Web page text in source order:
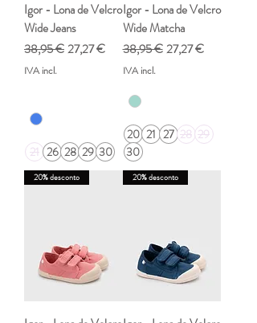
Igor - Lona de Velcro
Wide Jeans
Preço normal
38,95 €Preço promocional
27,27 €
IVA incl.
21 26 28 29 30
Igor - Lona de Velcro
Wide Matcha
Preço normal
38,95 € Preço promocional
27,27 €
IVA incl.
20 21 27 28 29
30
20% desconto 20% desconto